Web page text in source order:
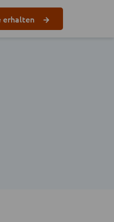
erhalten